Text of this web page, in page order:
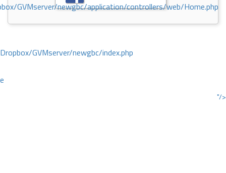
GVMserver/newgbc/application/controllers/web/Home.php
GVMserver/newgbc/index.php
"/>